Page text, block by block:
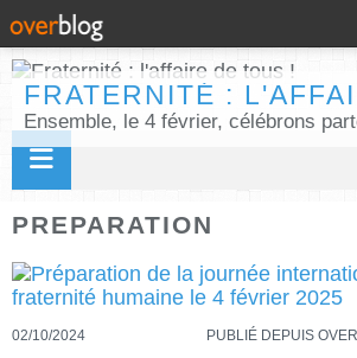
PREPARATION
02/10/2024 PUBLIÉ DEPUIS